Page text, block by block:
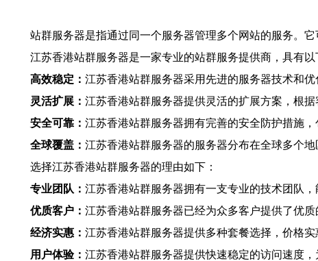
站群服务器是指通过同一个服务器管理多个网站的服务。
江苏香港站群服务器是一家专业的站群服务提供商，具有以
高效稳定： 江苏香港站群服务器采用先进的服务器技术和
灵活扩展： 江苏香港站群服务器提供灵活的扩展方案，根
安全可靠： 江苏香港站群服务器拥有完善的安全防护措施
全球覆盖： 江苏香港站群服务器的服务器分布在全球多个
选择江苏香港站群服务器的理由如下：
专业团队： 江苏香港站群服务器拥有一支专业的技术团队，
优质客户： 江苏香港站群服务器已经为众多客户提供了优质
经济实惠： 江苏香港站群服务器提供多种套餐选择，价格实
用户体验： 江苏香港站群服务器提供快速稳定的访问速度，